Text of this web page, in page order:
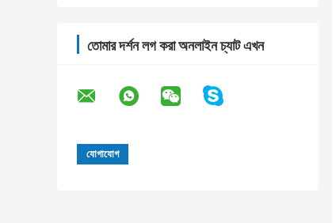
তোমার দর্শন লগ করা অনলাইন চ্যাট এখন